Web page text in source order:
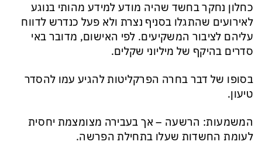
כחלון נחקר בחשד שהיה מודע למידע מהותי בנוגע
לאירועים שהתגלו בסניף נצרת ולא פעל כנדרש לדווח
עליהם לציבור המשקיעים. לפי האישום, מדובר באי
סדרים בהיקף של מיליוני שקלים.
בסופו של דבר בחרה הפרקליטות להגיע עמו להסדר
טיעון.
המשמעות: הרשעה – אך בעבירה מצומצמת יחסית
לעומת החשדות שעלו בתחילת הפרשה.